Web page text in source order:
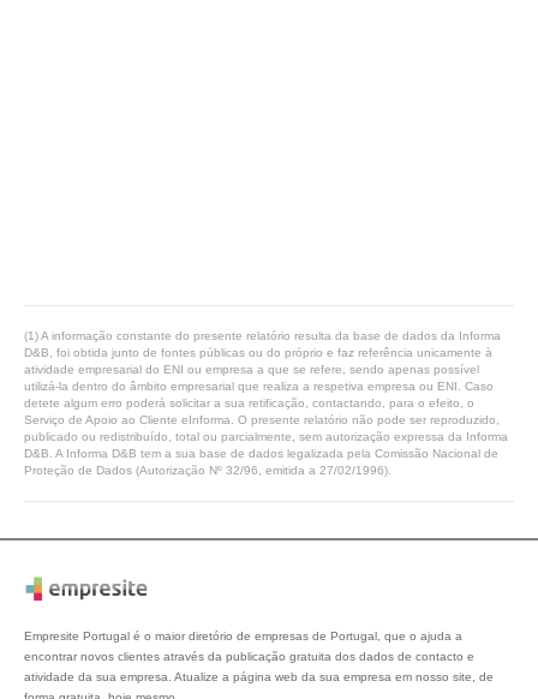
(1) A informação constante do presente relatório resulta da base de dados da Informa
D&B, foi obtida junto de fontes públicas ou do próprio e faz referência unicamente à
atividade empresarial do ENI ou empresa a que se refere, sendo apenas possível
utilizá-la dentro do âmbito empresarial que realiza a respetiva empresa ou ENI. Caso
detete algum erro poderá solicitar a sua retificação, contactando, para o efeito, o
Serviço de Apoio ao Cliente eInforma. O presente relatório não pode ser reproduzido,
publicado ou redistribuído, total ou parcialmente, sem autorização expressa da Informa
D&B. A Informa D&B tem a sua base de dados legalizada pela Comissão Nacional de
Proteção de Dados (Autorização Nº 32/96, emitida a 27/02/1996).
Empresite Portugal é o maior diretório de empresas de Portugal, que o ajuda a
encontrar novos clientes através da publicação gratuita dos dados de contacto e
atividade da sua empresa. Atualize a página web da sua empresa em nosso site, de